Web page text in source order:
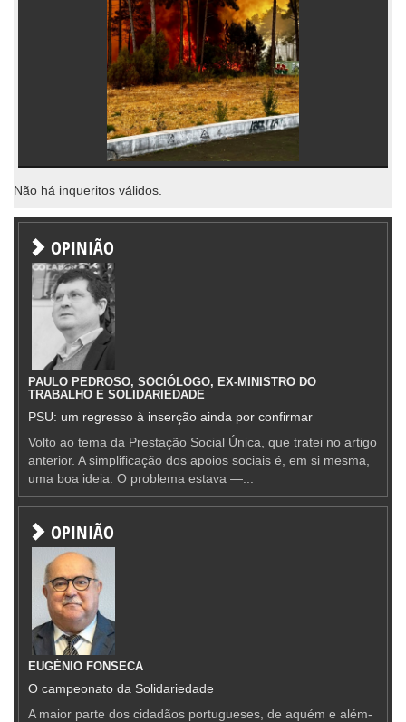
Não há inqueritos válidos.
OPINIÃO
PAULO PEDROSO, SOCIÓLOGO, EX-MINISTRO DO
TRABALHO E SOLIDARIEDADE
PSU: um regresso à inserção ainda por confirmar
Volto ao tema da Prestação Social Única, que tratei no artigo
anterior. A simplificação dos apoios sociais é, em si mesma,
uma boa ideia. O problema estava —...
OPINIÃO
EUGÉNIO FONSECA
O campeonato da Solidariedade
A maior parte dos cidadãos portugueses, de aquém e além-